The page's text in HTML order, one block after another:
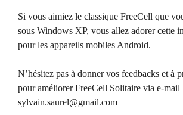
Si vous aimiez le classique FreeCell que
sous Windows XP, vous allez adorer cette
pour les appareils mobiles Android.
N’hésitez pas à donner vos feedbacks et à
pour améliorer FreeCell Solitaire via e-mail
sylvain.saurel@gmail.com